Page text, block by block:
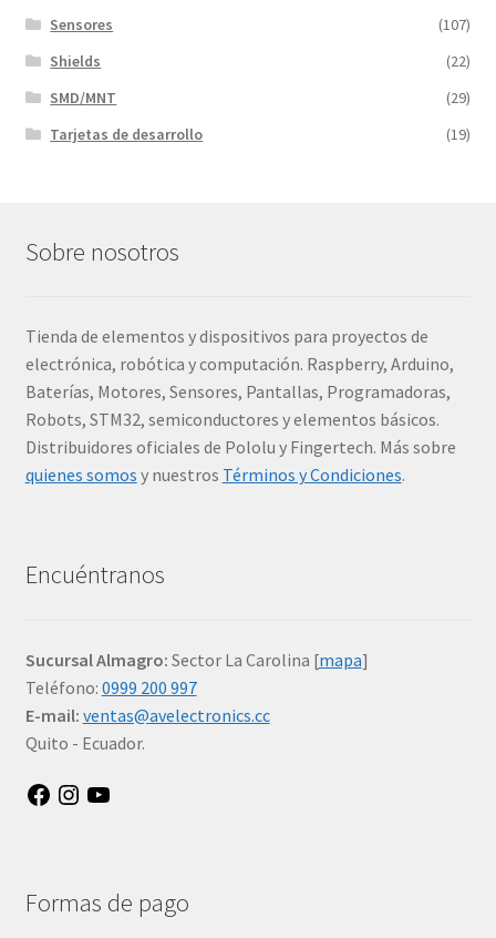
Sensores
(107)
Shields
(22)
SMD/MNT
(29)
Tarjetas de desarrollo
(19)
Sobre nosotros
Tienda de elementos y dispositivos para proyectos de
electrónica, robótica y computación. Raspberry, Arduino,
Baterías, Motores, Sensores, Pantallas, Programadoras,
Robots, STM32, semiconductores y elementos básicos.
Distribuidores oficiales de Pololu y Fingertech. Más sobre
quienes somos y nuestros Términos y Condiciones.
Encuéntranos
Sucursal Almagro: Sector La Carolina [mapa]
Teléfono: 0999 200 997
E-mail: ventas@avelectronics.cc
Quito - Ecuador.
FacebookInstagram
Formas de pago